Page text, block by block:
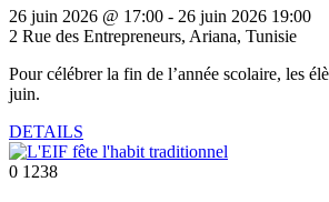
26 juin 2026 @ 17:00 - 26 juin 2026 19:00
2 Rue des Entrepreneurs, Ariana, Tunisie
Pour célébrer la fin de l’année scolaire, les
juin.
DETAILS
0 1238